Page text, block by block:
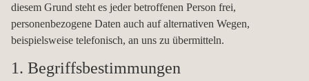
diesem Grund steht es jeder betroffenen Person frei,
personenbezogene Daten auch auf alternativen Wegen,
beispielsweise telefonisch, an uns zu übermitteln.
1. Begriffsbestimmungen